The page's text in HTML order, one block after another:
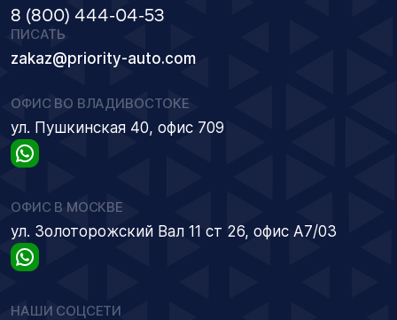
8 (800) 444-04-53
ПИСАТЬ
zakaz@priority-auto.com
ОФИС ВО ВЛАДИВОСТОКЕ
ул. Пушкинская 40, офис 709
ОФИС В МОСКВЕ
ул. Золоторожский Вал 11 ст 26, офис А7/03
НАШИ СОЦСЕТИ